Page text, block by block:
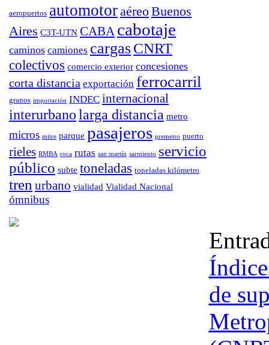
aeropuertos automotoraéreoBuenos
Aires C3T-UTN CABA cabotaje
caminos camiones cargasCNRT
colectivos comercio exterior concesiones
corta distancia exportación ferrocarril
granos importación INDEC internacional
interurbanolarga distancia metro
micros mitre parque pasajeros premetro puerto
rieles RMBA roca rutas san martín sarmiento servicio
público subte toneladas toneladas kilómetro
tren urbano vialidad Vialidad Nacional
ómnibus
de